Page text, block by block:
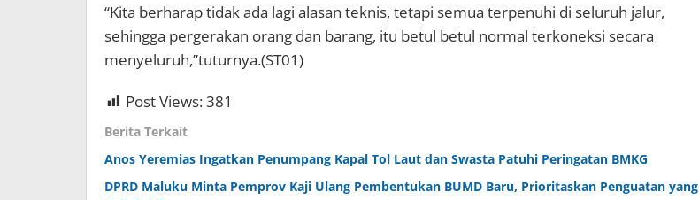
“Kita berharap tidak ada lagi alasan teknis, tetapi semua terpenuhi di seluruh jalur,
sehingga pergerakan orang dan barang, itu betul betul normal terkoneksi secara
menyeluruh,”tuturnya.(ST01)
Post Views:381
Berita Terkait
Anos Yeremias Ingatkan Penumpang Kapal Tol Laut dan Swasta Patuhi Peringatan BMKG
DPRD Maluku Minta Pemprov Kaji Ulang Pembentukan BUMD Baru, Prioritaskan Penguatan yang